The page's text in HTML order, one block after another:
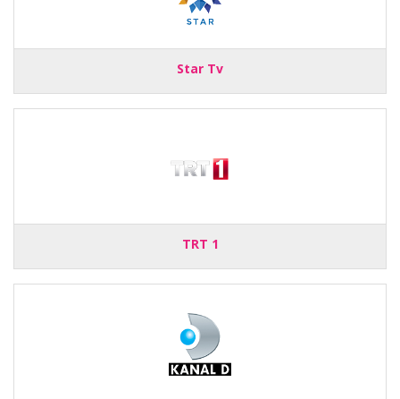
Star Tv
TRT 1